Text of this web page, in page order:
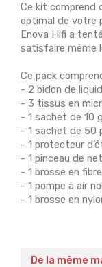
Ce kit comprend
optimal de votre
Enova Hifi a
satisfaire même
Ce pack
- 2 bidon de
- 3 tissus en
- 1 sachet de 10
- 1 sachet de
- 1 protecteur
- 1 pinceau de
- 1 brosse en
- 1 pompe à air
- 1 brosse en
De la même